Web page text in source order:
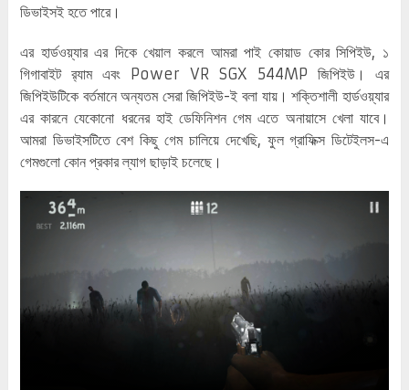
ডিভাইসই হতে পারে।
এর হার্ডওয়্যার এর দিকে খেয়াল করলে আমরা পাই কোয়াড কোর সিপিইউ, ১
গিগাবাইট র‌্যাম এবং Power VR SGX 544MP জিপিইউ। এর
জিপিইউটিকে বর্তমানে অন্যতম সেরা জিপিইউ-ই বলা যায়। শক্তিশালী হার্ডওয়্যার
এর কারনে যেকোনো ধরনের হাই ডেফিনিশন গেম এতে অনায়াসে খেলা যাবে।
আমরা ডিভাইসটিতে বেশ কিছু গেম চালিয়ে দেখেছি, ফুল গ্রাফিক্স ডিটেইলস-এ
গেমগুলো কোন প্রকার ল্যাগ ছাড়াই চলেছে।